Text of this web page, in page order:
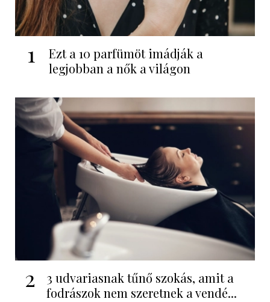
1
Ezt a 10 parfümöt imádják a
legjobban a nők a világon
2
3 udvariasnak tűnő szokás, amit a
fodrászok nem szeretnek a vendé...